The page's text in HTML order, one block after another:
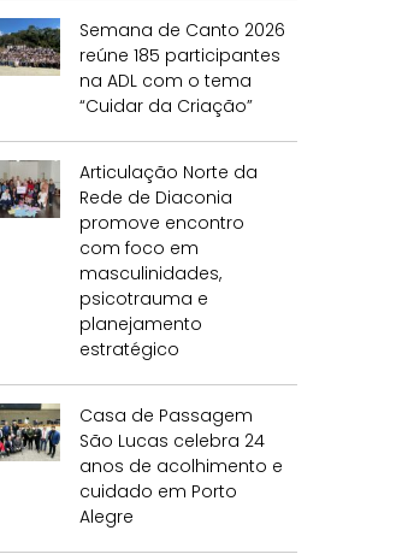
Semana de Canto 2026
reúne 185 participantes
na ADL com o tema
“Cuidar da Criação”
Articulação Norte da
Rede de Diaconia
promove encontro
com foco em
masculinidades,
psicotrauma e
planejamento
estratégico
Casa de Passagem
São Lucas celebra 24
anos de acolhimento e
cuidado em Porto
Alegre